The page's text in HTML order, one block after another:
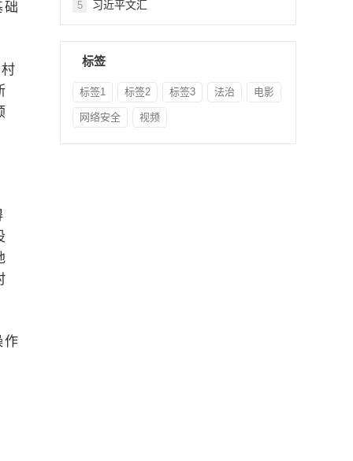
础
作
5 习近平文汇
标签
标签1 标签2 标签3 法治 电影
网络安全 视频